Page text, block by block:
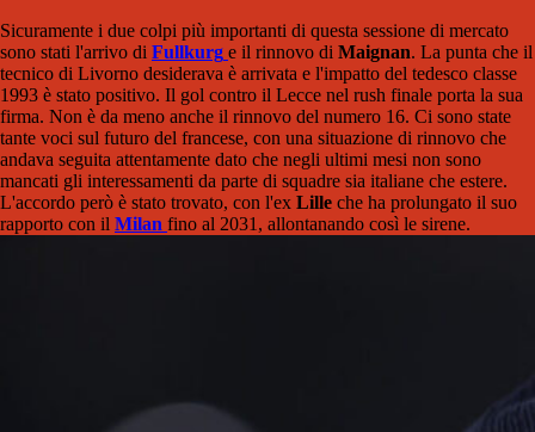
Sicuramente i due colpi più importanti di questa sessione di mercato
sono stati l'arrivo di Fullkurg e il rinnovo di Maignan. La punta che il
tecnico di Livorno desiderava è arrivata e l'impatto del tedesco classe
1993 è stato positivo. Il gol contro il Lecce nel rush finale porta la sua
firma. Non è da meno anche il rinnovo del numero 16. Ci sono state
tante voci sul futuro del francese, con una situazione di rinnovo che
andava seguita attentamente dato che negli ultimi mesi non sono
mancati gli interessamenti da parte di squadre sia italiane che estere.
L'accordo però è stato trovato, con l'ex Lille che ha prolungato il suo
rapporto con il Milan fino al 2031, allontanando così le sirene.